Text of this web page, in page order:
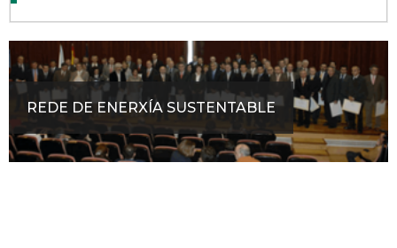
REDE DE ENERXÍA SUSTENTABLE